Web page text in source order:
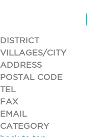
DISTRICT
VILLAGES/CITY
ADDRESS
POSTAL CODE
TEL
FAX
EMAIL
CATEGORY